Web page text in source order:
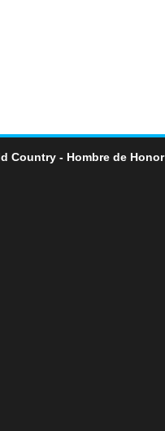
Country - Hombre de Honor